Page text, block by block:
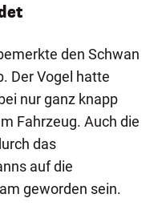
den Schwan
Der Vogel hatte
nur ganz knapp
Fahrzeug. Auch die
das
auf die
geworden sein.